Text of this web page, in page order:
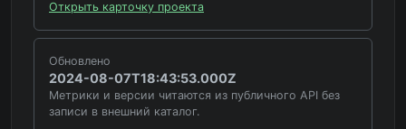
Открыть карточку проекта
Обновлено
2024-08-07T18:43:53.000Z
Метрики и версии читаются из публичного API без
записи в внешний каталог.